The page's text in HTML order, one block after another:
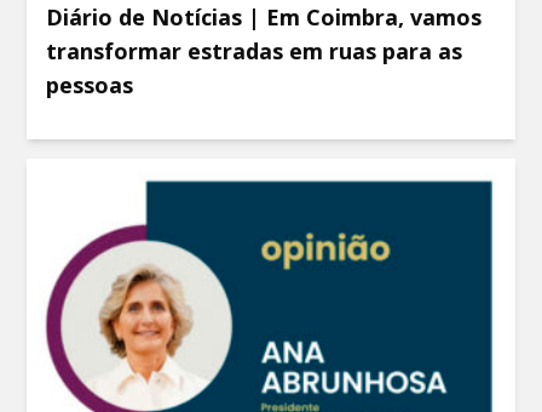
Diário de Notícias | Em Coimbra, vamos
transformar estradas em ruas para as
pessoas